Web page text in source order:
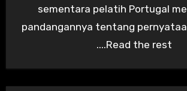
sementara pelatih Portugal
pandangannya tentang
....Read the rest